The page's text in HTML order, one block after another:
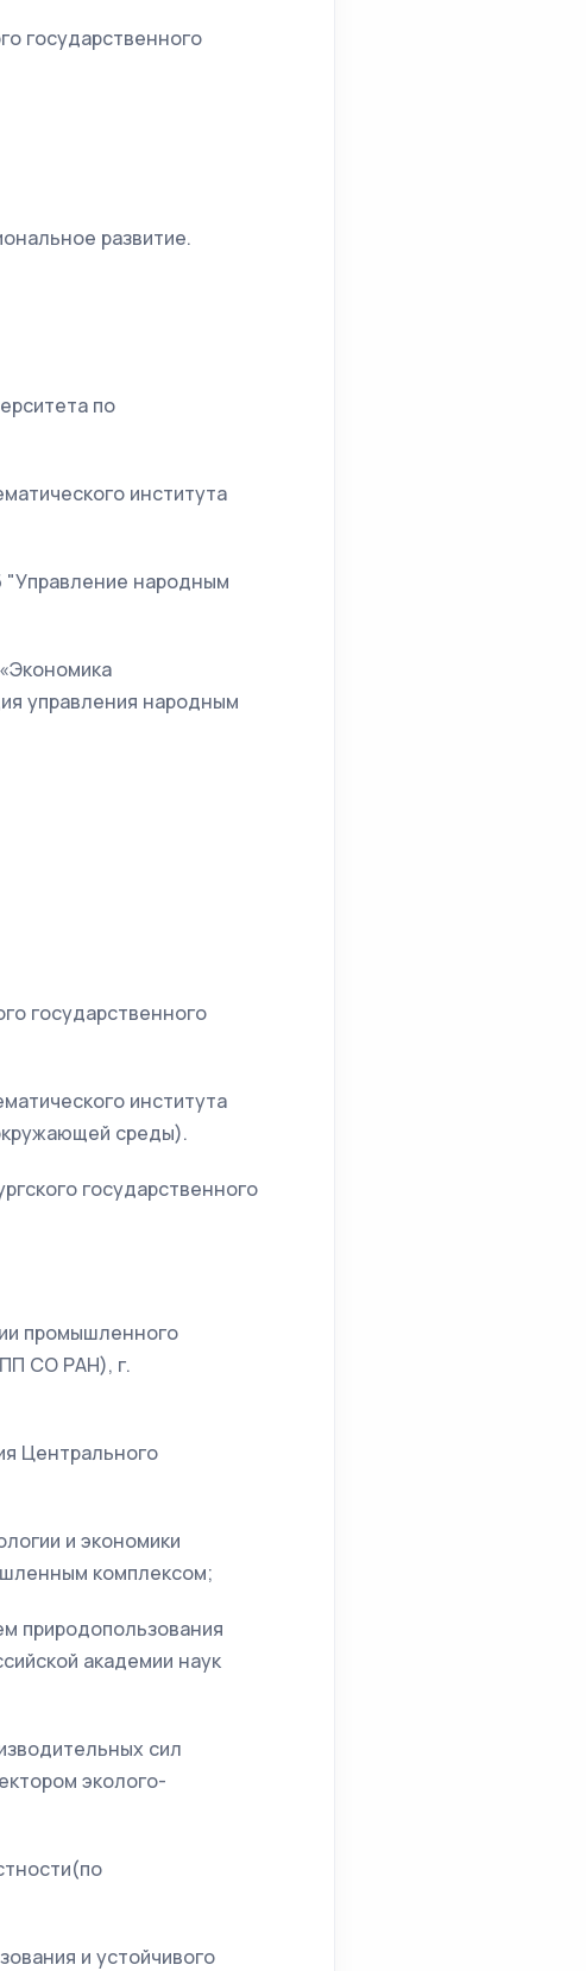
государственного
развитие.
по
института
"Управление народным
управления народным
государственного
института
среды).
государственного
промышленного
СО РАН), г.
Центрального
и экономики
комплексом;
природопользования
академии наук
сил
эколого-
и устойчивого